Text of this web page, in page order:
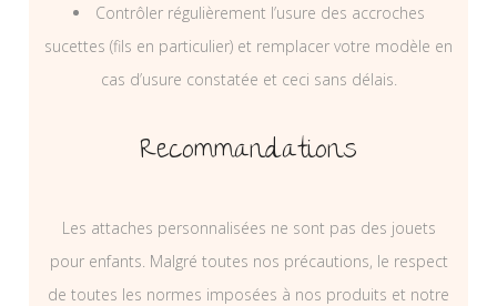
Contrôler régulièrement l’usure des accroches
sucettes (fils en particulier) et remplacer votre modèle en
cas d’usure constatée et ceci sans délais.
Recommandations
Les attaches personnalisées ne sont pas des jouets
pour enfants. Malgré toutes nos précautions, le respect
de toutes les normes imposées à nos produits et notre